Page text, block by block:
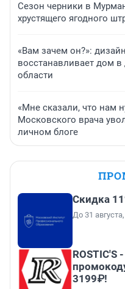
Сезон черники в
хрустящего ягодного
«Вам зачем он?»:
восстанавливает дом в
области
«Мне сказали, что нам
Московского врача
личном блоге
Скидка
До 31
ROSTIC'S
3199₽!